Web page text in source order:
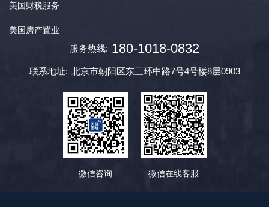
美国财税服务
美国房产置业
服务热线: 180-1018-0832
联系地址: 北京市朝阳区东三环中路7号4号楼8层0903
微信咨询 微信在线客服